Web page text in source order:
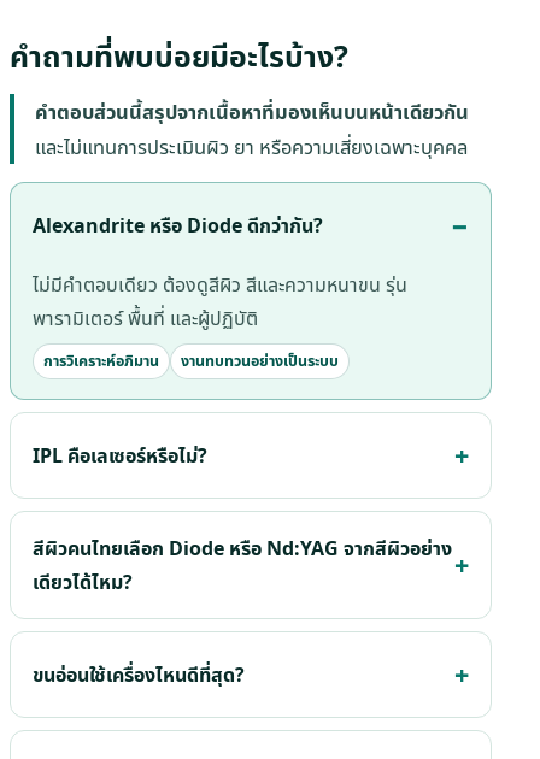
คำถามที่พบบ่อยมีอะไรบ้าง?
คำตอบส่วนนี้สรุปจากเนื้อหาที่มองเห็นบนหน้าเดียวกัน
และไม่แทนการประเมินผิว ยา หรือความเสี่ยงเฉพาะบุคคล
Alexandrite หรือ Diode ดีกว่ากัน?
ไม่มีคำตอบเดียว ต้องดูสีผิว สีและความหนาขน รุ่น
พารามิเตอร์ พื้นที่ และผู้ปฏิบัติ
การวิเคราะห์อภิมาน งานทบทวนอย่างเป็นระบบ
IPL คือเลเซอร์หรือไม่?
สีผิวคนไทยเลือก Diode หรือ Nd:YAG จากสีผิวอย่าง
เดียวได้ไหม?
ขนอ่อนใช้เครื่องไหนดีที่สุด?